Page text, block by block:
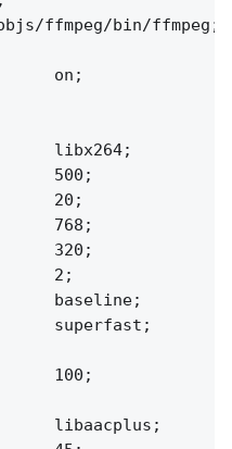
ffmpeg/bin/ffmpeg;
on;
libx264;
500;
20;
768;
320;
2;
baseline;
superfast;
100;
libaacplus;